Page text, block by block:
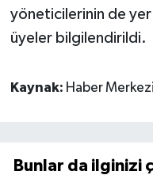
yöneticilerinin de yer
üyeler bilgilendirildi.
Kaynak: Haber Merkezi
Bunlar da ilginizi